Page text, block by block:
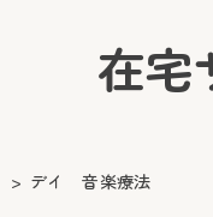
在宅
デイ 音楽療法